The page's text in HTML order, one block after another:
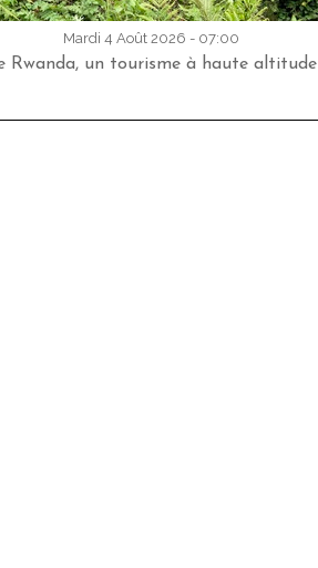
Mardi 4 Août 2026 - 07:00
Rwanda, un tourisme à haute altitude